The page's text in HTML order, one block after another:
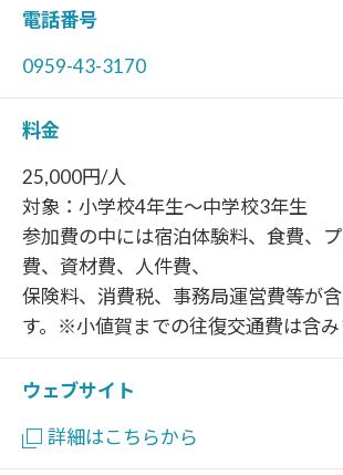
電話番号
0959-43-3170
料金
25,000円/人
対象：小学校4年生～中学校3年生
参加費の中には宿泊体験料、食費、
費、資材費、人件費、
保険料、消費税、事務局運営費等が
す。※小値賀までの往復交通費は含み
ウェブサイト
詳細はこちらから